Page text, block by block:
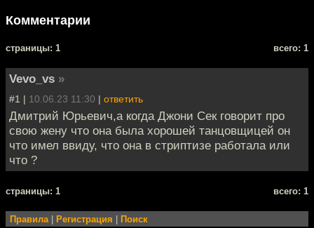
Комментарии
cтраницы: 1 всего: 1
Vevo_vs »
#1 | 10.06.23 11:30 | ответить
Дмитрий Юрьевич,а когда Джони Сек говорит про
свою жену что она была хорошей танцовщицей он
что имел ввиду, что она в стриптизе работала или
что ?
cтраницы: 1 всего: 1
Правила| Регистрация Поиск